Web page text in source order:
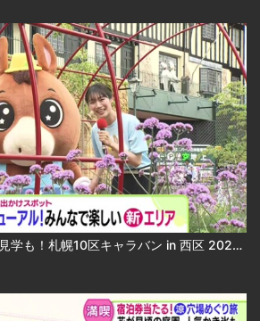
驚きの巨大展示に工場見学も！札幌10区キャラバン in 西区 2026-07-30 2026-07-30